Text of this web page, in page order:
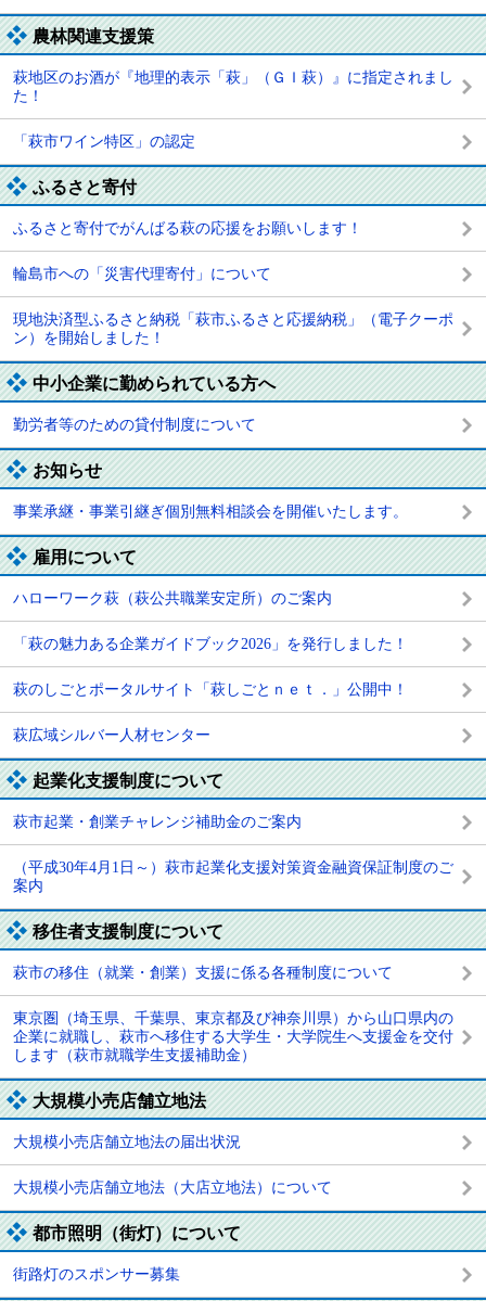
農林関連支援策
萩地区のお酒が『地理的表示「萩」（ＧＩ萩）』に指定されまし
た！
「萩市ワイン特区」の認定
ふるさと寄付
ふるさと寄付でがんばる萩の応援をお願いします！
輪島市への「災害代理寄付」について
現地決済型ふるさと納税「萩市ふるさと応援納税」（電子クーポ
ン）を開始しました！
中小企業に勤められている方へ
勤労者等のための貸付制度について
お知らせ
事業承継・事業引継ぎ個別無料相談会を開催いたします。
雇用について
ハローワーク萩（萩公共職業安定所）のご案内
「萩の魅力ある企業ガイドブック2026」を発行しました！
萩のしごとポータルサイト「萩しごとｎｅｔ．」公開中！
萩広域シルバー人材センター
起業化支援制度について
萩市起業・創業チャレンジ補助金のご案内
（平成30年4月1日～）萩市起業化支援対策資金融資保証制度のご
案内
移住者支援制度について
萩市の移住（就業・創業）支援に係る各種制度について
東京圏（埼玉県、千葉県、東京都及び神奈川県）から山口県内の
企業に就職し、萩市へ移住する大学生・大学院生へ支援金を交付
します（萩市就職学生支援補助金）
大規模小売店舗立地法
大規模小売店舗立地法の届出状況
大規模小売店舗立地法（大店立地法）について
都市照明（街灯）について
街路灯のスポンサー募集